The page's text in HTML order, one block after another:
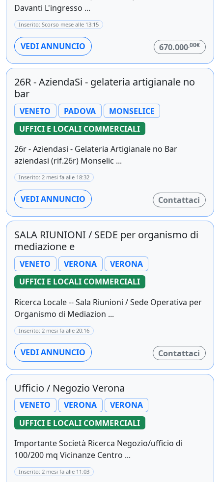
Davanti L'ingresso ...
Inserito: Scorso mese alle 13:15
VEDI ANNUNCIO 670.000,00€
26R - AziendaSi - gelateria artigianale no
bar
VENETO PADOVA
MONSELICE
UFFICI E LOCALI COMMERCIALI
26r - Aziendasi - Gelateria Artigianale no Bar
aziendasi (rif.26r) Monselic ...
Inserito: 2 mesi fa alle 18:32
VEDI ANNUNCIO Contattaci
SALA RIUNIONI / SEDE per organismo di
mediazione e
VENETO VERONA
VERONA
UFFICI E LOCALI COMMERCIALI
Ricerca Locale -- Sala Riunioni / Sede Operativa per
Organismo di Mediazion ...
Inserito: 2 mesi fa alle 20:16
VEDI ANNUNCIO Contattaci
Ufficio / Negozio Verona
VENETO VERONA
VERONA
UFFICI E LOCALI COMMERCIALI
Importante Società Ricerca Negozio/ufficio di
100/200 mq Vicinanze Centro ...
Inserito: 2 mesi fa alle 11:03